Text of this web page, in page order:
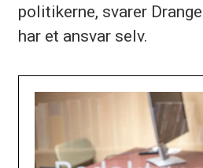
politikerne, svarer
har et ansvar selv.